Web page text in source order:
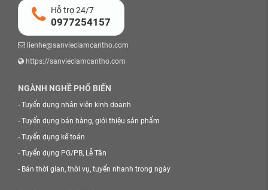
Hỗ trợ 24/7
0977254157
lienhe@sanvieclamcantho.com
https://sanvieclamcantho.com
NGÀNH NGHỀ PHỔ BIẾN
- Tuyển dụng nhân viên kinh doanh
- Tuyển dụng bán hàng, giới thiệu sản phẩm
- Tuyển dụng kế toán
- Tuyển dụng PG/PB, Lễ Tân
- Bán thời gian, thời vụ, tuyển nhanh trong ngày